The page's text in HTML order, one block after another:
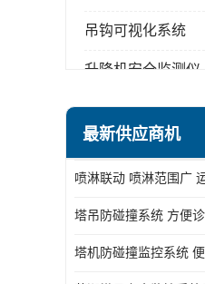
吊钩可视化系统
升降机安全监测仪
最新供应商机